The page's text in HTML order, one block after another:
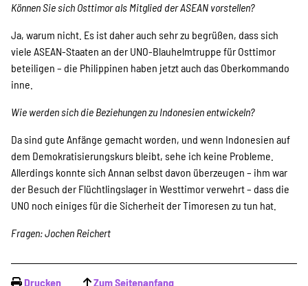
Können Sie sich Osttimor als Mitglied der ASEAN vorstellen?
Ja, warum nicht. Es ist daher auch sehr zu begrüßen, dass sich
viele ASEAN-Staaten an der UNO-Blauhelmtruppe für Osttimor
beteiligen – die Philippinen haben jetzt auch das Oberkommando
inne.
Wie werden sich die Beziehungen zu Indonesien entwickeln?
Da sind gute Anfänge gemacht worden, und wenn Indonesien auf
dem Demokratisierungskurs bleibt, sehe ich keine Probleme.
Allerdings konnte sich Annan selbst davon überzeugen – ihm war
der Besuch der Flüchtlingslager in Westtimor verwehrt – dass die
UNO noch einiges für die Sicherheit der Timoresen zu tun hat.
Fragen: Jochen Reichert
Drucken Zum Seitenanfang